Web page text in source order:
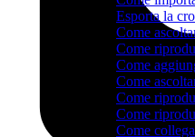
Esporta la
Come
Come
Come
Come
Come
Come
Come